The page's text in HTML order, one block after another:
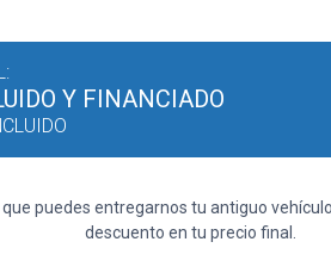
Y FINANCIADO
que puedes entregarnos tu antiguo
descuento en tu precio final.